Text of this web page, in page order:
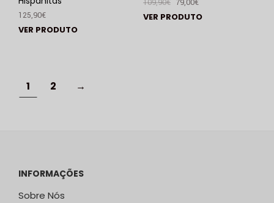
125,90€
VER PRODUTO
109,90€ 79,00€
VER PRODUTO
1 2 →
INFORMAÇÕES
Sobre Nós